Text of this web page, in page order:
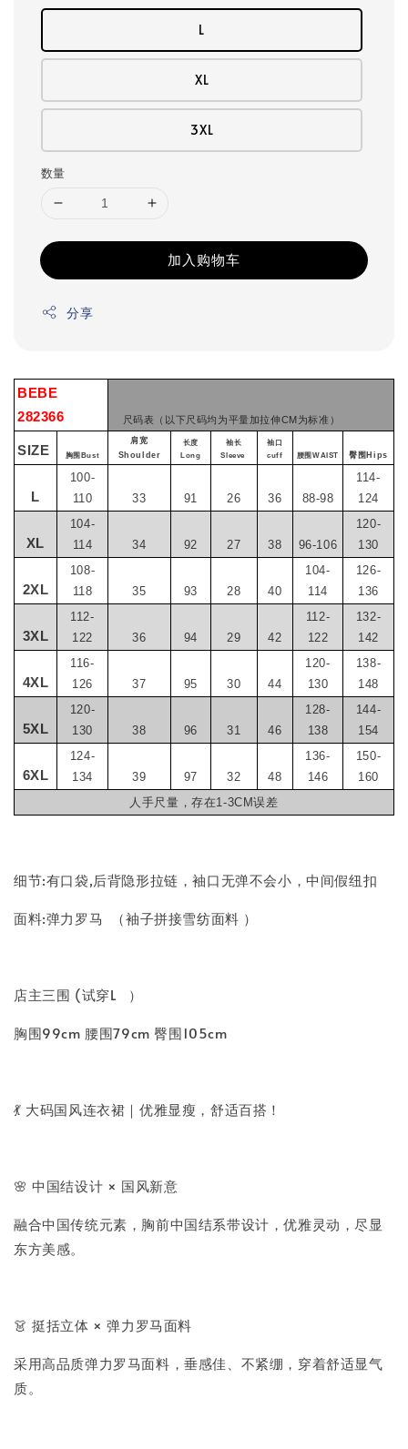
L
XL
3XL
数量
加入购物车
分享
BEBE
282366
尺码表（以下尺码均为平量加拉伸CM为标准）
SIZE 胸围Bust
肩宽
Shoulder
长度
Long
袖长
Sleeve
袖口
cuff
腰围WAIST 臀围Hips
L
100-
110
33 91 26 36 88-98
114-
124
XL
104-
114
34 92 27 38 96-106
120-
130
2XL
108-
118
35 93 28 40
104-
114
126-
136
3XL
112-
122
36 94 29 42
112-
122
132-
142
4XL
116-
126
37 95 30 44
120-
130
138-
148
5XL
120-
130
38 96 31 46
128-
138
144-
154
6XL
124-
134
39 97 32 48
136-
146
150-
160
人手尺量，存在1-3CM误差
细节:有口袋,后背隐形拉链，袖口无弹不会小，中间假纽扣
面料:弹力罗马 （袖子拼接雪纺面料 ）
店主三围 (试穿L ）
胸围99cm 腰围79cm 臀围105cm
💃 大码国风连衣裙｜优雅显瘦，舒适百搭！
🌸 中国结设计 × 国风新意
融合中国传统元素，胸前中国结系带设计，优雅灵动，尽显
东方美感。
👗 挺括立体 × 弹力罗马面料
采用高品质弹力罗马面料，垂感佳、不紧绷，穿着舒适显气
质。